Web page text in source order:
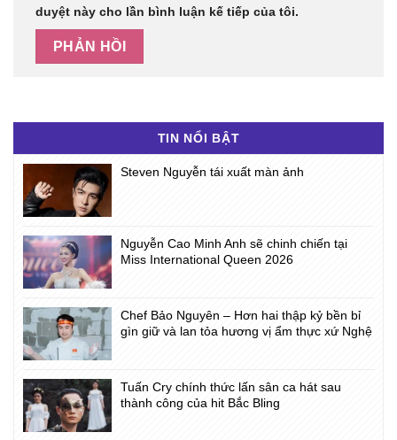
duyệt này cho lần bình luận kế tiếp của tôi.
TIN NỔI BẬT
Steven Nguyễn tái xuất màn ảnh
Nguyễn Cao Minh Anh sẽ chinh chiến tại
Miss International Queen 2026
Chef Bảo Nguyên – Hơn hai thập kỷ bền bỉ
gìn giữ và lan tỏa hương vị ẩm thực xứ Nghệ
Tuấn Cry chính thức lấn sân ca hát sau
thành công của hit Bắc Bling